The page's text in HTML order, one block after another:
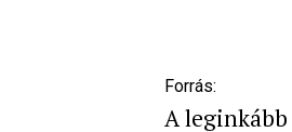
Forrás:
A